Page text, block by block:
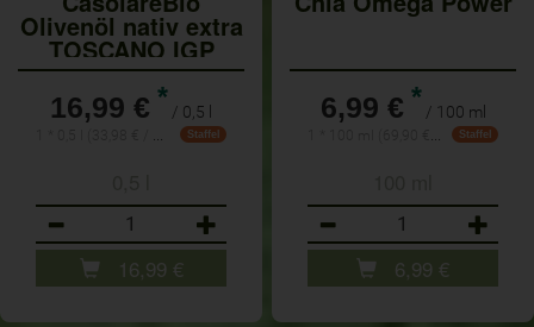
Olivenöl nativ extra
TOSCANO IGP
BIOLO
16,99 € * / 0,5 l
Staffel
16,99 €
6,99 € * / 100 ml
Staffel
6,99 €